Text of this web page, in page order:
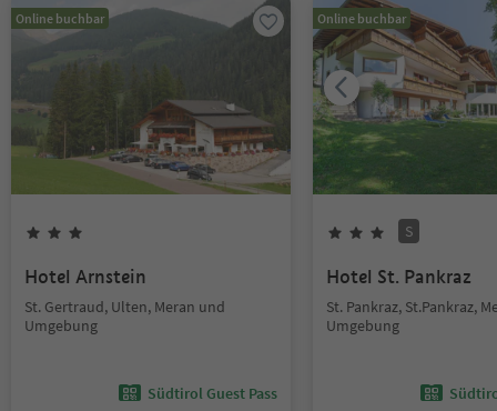
Online buchbar
Hotel Arnstein
St. Gertraud, Ulten, Meran und
Umgebung
Südtirol Guest Pass
Online buchbar
S
Hotel St. Pankraz
St. Pankraz, St.Pankraz,
Umgebung